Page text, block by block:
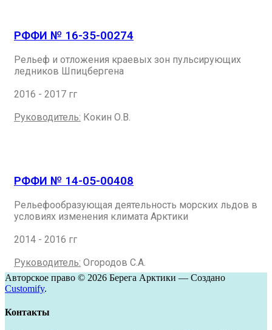
РФФИ № 16-35-00274
Рельеф и отложения краевых зон пульсирующих
ледников Шпицбергена
2016 - 2017 гг
Руководитель: Кокин О.В.
РФФИ № 14-05-00408
Рельефообразующая деятельность морских льдов в
условиях изменения климата Арктики
2014 - 2016 гг
Руководитель: Огородов С.А.
Авторское право © 2026 Берега Арктики — Создано
Customify.
Контакты